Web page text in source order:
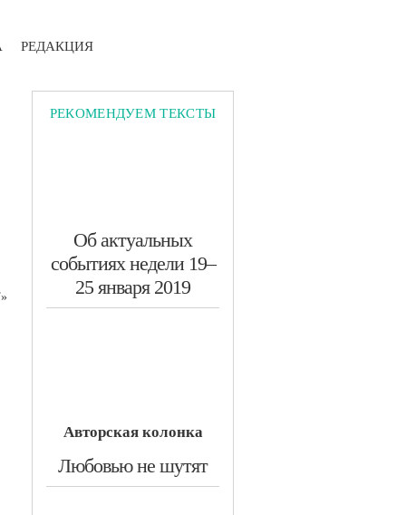
РЕДАКЦИЯ
РЕКОМЕНДУЕМ ТЕКСТЫ
​Об актуальных
событиях недели 19–
25 января 2019
Авторская колонка
​Любовью не шутят